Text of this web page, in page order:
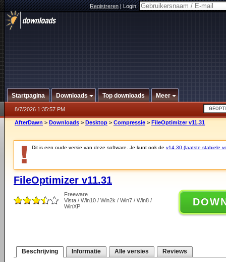
Registreren|Login:
Startpagina Downloads Top downloads Meer
8/7/2026 1:35:57 PM
AfterDawn > Downloads > Desktop > Compressie > FileOptimizer v11.31
Dit is een oude versie van deze software. Je kunt ook de v14.30 (laatste stabiele
FileOptimizer v11.31
Freeware
Vista / Win10 / Win2k / Win7 / Win8 /
WinXP
Beschrijving Informatie Alle versies Reviews